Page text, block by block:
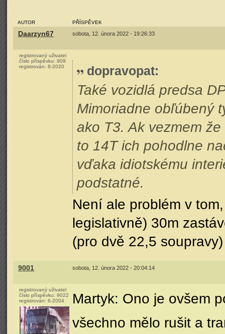
AUTOR PŘÍSPĚVEK
Daarzyn67 sobota, 12. února 2022 - 19:26:33
registrovaný uživatel
číslo příspěvku: 909
registrován: 8-2020 dopravopat:
Také vozidlá predsa
Mimoriadne obľúbený
ako T3. Ak vezmem
to 14T ich pohodlne
vďaka idiotskému
podstatné.
Není ale problém v
legislativně) 30m
(pro dvě 22,5
9001 sobota, 12. února 2022 - 20:04:14
registrovaný uživatel
číslo příspěvku: 9022
registrován: 6-2004
Martyk: Ono je ovšem
všechno mělo rušit a